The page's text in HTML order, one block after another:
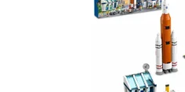
Dostupnost:
Skladem1
10275